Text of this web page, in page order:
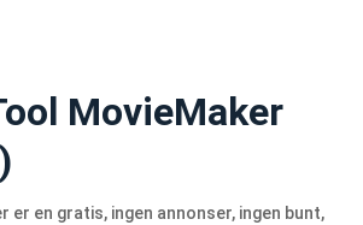
MovieMaker
er en gratis, ingen annonser, ingen bunt,